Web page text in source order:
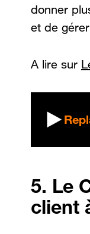
donner
et de
A lire sur
5. Le
client